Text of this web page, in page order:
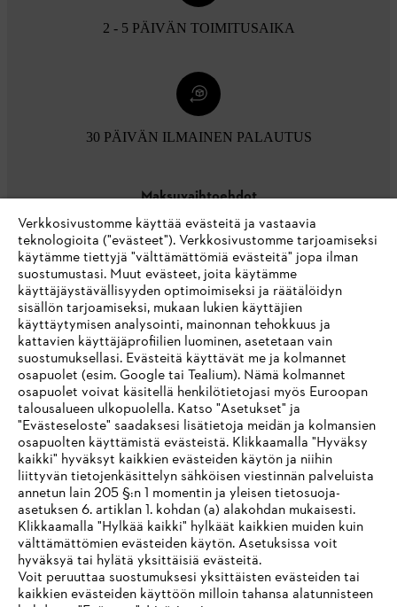
2 - 5 PÄIVÄN TOIMITUSAIKA
30 PÄIVÄN ILMAINEN PALAUTUS
Maksuvaihtoehdot
Yritys
STIHL FAQ
Palvelut
Yleiset ehdot Tietosuojakäytäntö Impressum
IHR BROWSER WIRD NICHT
UNTERSTÜTZT
Sie nutzen einen Browser, den wir noch nicht unterstützen. Für
eine optimale Nutzung unserer Seite empfehlen wir Ihnen, zu
einem der folgenden Browser zu wechseln:
Verkkosivustomme käyttää evästeitä ja vastaavia
teknologioita ("evästeet"). Verkkosivustomme tarjoamiseksi
käytämme tiettyjä "välttämättömiä evästeitä" jopa ilman
suostumustasi. Muut evästeet, joita käytämme
käyttäjäystävällisyyden optimoimiseksi ja räätälöidyn
sisällön tarjoamiseksi, mukaan lukien käyttäjien
käyttäytymisen analysointi, mainonnan tehokkuus ja
kattavien käyttäjäprofiilien luominen, asetetaan vain
suostumuksellasi. Evästeitä käyttävät me ja kolmannet
osapuolet (esim. Google tai Tealium). Nämä kolmannet
osapuolet voivat käsitellä henkilötietojasi myös Euroopan
talousalueen ulkopuolella. Katso "Asetukset" ja
"Evästeseloste" saadaksesi lisätietoja meidän ja kolmansien
osapuolten käyttämistä evästeistä. Klikkaamalla "Hyväksy
kaikki" hyväksyt kaikkien evästeiden käytön ja niihin
liittyvän tietojenkäsittelyn sähköisen viestinnän palveluista
annetun lain 205 §:n 1 momentin ja yleisen tietosuoja-
asetuksen 6. artiklan 1. kohdan (a) alakohdan mukaisesti.
Klikkaamalla "Hylkää kaikki" hylkäät kaikkien muiden kuin
välttämättömien evästeiden käytön. Asetuksissa voit
hyväksyä tai hylätä yksittäisiä evästeitä.
Voit peruuttaa suostumuksesi yksittäisten evästeiden tai
kaikkien evästeiden käyttöön milloin tahansa alatunnisteen